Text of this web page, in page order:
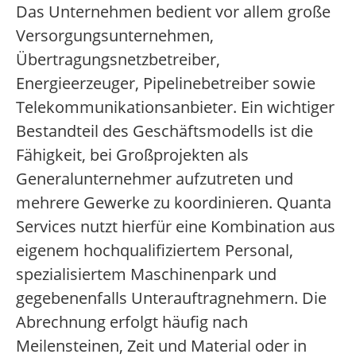
Das Unternehmen bedient vor allem große
Versorgungsunternehmen,
Übertragungsnetzbetreiber,
Energieerzeuger, Pipelinebetreiber sowie
Telekommunikationsanbieter. Ein wichtiger
Bestandteil des Geschäftsmodells ist die
Fähigkeit, bei Großprojekten als
Generalunternehmer aufzutreten und
mehrere Gewerke zu koordinieren. Quanta
Services nutzt hierfür eine Kombination aus
eigenem hochqualifiziertem Personal,
spezialisiertem Maschinenpark und
gegebenenfalls Unterauftragnehmern. Die
Abrechnung erfolgt häufig nach
Meilensteinen, Zeit und Material oder in